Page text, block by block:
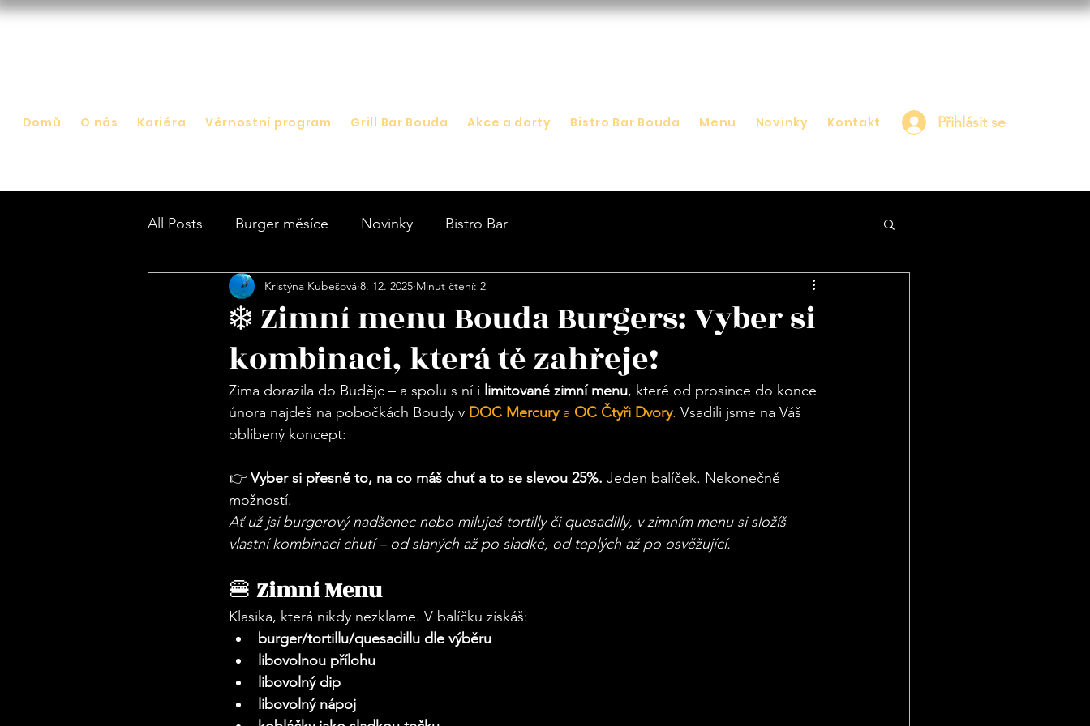
Domů O nás Kariéra Věrnostní program Grill Bar Bouda Akce a dorty Bistro Bar Bouda Menu Novinky Kontakt Přihlásit se
All Posts Burger měsíce Novinky Bistro Bar
❄️ Zimní menu Bouda Burgers: Vyber si
kombinaci, která tě zahřeje!
Kristýna Kubešová 8. 12. 2025 Minut čtení: 2
Zima dorazila do Budějc – a spolu s ní i limitované zimní menu, které od prosince do konce
února najdeš na pobočkách Boudy v DOC Mercury a OC Čtyři Dvory. Vsadili jsme na Váš
oblíbený koncept:
👉 Vyber si přesně to, na co máš chuť a to se slevou 25%. Jeden balíček. Nekonečně
možností.
Ať už jsi burgerový nadšenec nebo miluješ tortilly či quesadilly, v zimním menu si složíš
vlastní kombinaci chutí – od slaných až po sladké, od teplých až po osvěžující.
🍔 Zimní Menu
Klasika, která nikdy nezklame. V balíčku získáš:
burger/tortillu/quesadillu dle výběru
libovolnou přílohu
libovolný dip
libovolný nápoj